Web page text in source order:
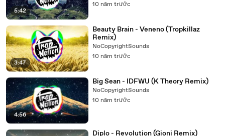
5:42
10 năm trước
3:47
Beauty Brain - Veneno (Tropkillaz
Remix)
NoCopyrightSounds
10 năm trước
4:56
Big Sean - IDFWU (K Theory Remix)
NoCopyrightSounds
10 năm trước
Diplo - Revolution (Gioni Remix)